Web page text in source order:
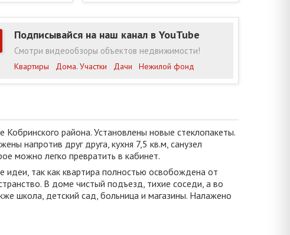
Подписывайся на наш канал в YouTube
Смотри видеообзоры объектов недвижимости!
Квартиры Дома. Участки Дачи Нежилой фонд
района. Установлены новые стеклопакеты.
напротив друг друга, кухня 7,5 кв.м, санузел
можно легко превратить в кабинет.
идеи, так как квартира полностью освобождена от
В доме чистый подъезд, тихие соседи, а во
школа, детский сад, больница и магазины. Налажено